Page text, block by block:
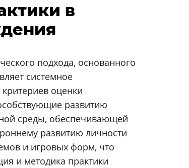
в
подхода, основанного
системное
оценки
развитию
среды, обеспечивающей
развитию личности
и игровых форм, что
и методика практики